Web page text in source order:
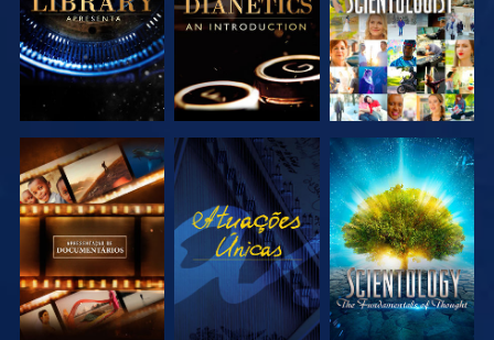
EXPLORAR A
SÉRIE
VER
EXPLORAR A
SÉRIE